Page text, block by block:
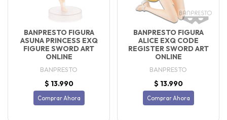
BANPRESTO FIGURA
ASUNA PRINCESS EXQ
FIGURE SWORD ART
ONLINE
BANPRESTO
$ 13.990
Comprar Ahora
BANPRESTO FIGURA
ALICE EXQ CODE
REGISTER SWORD ART
ONLINE
BANPRESTO
$ 13.990
Comprar Ahora